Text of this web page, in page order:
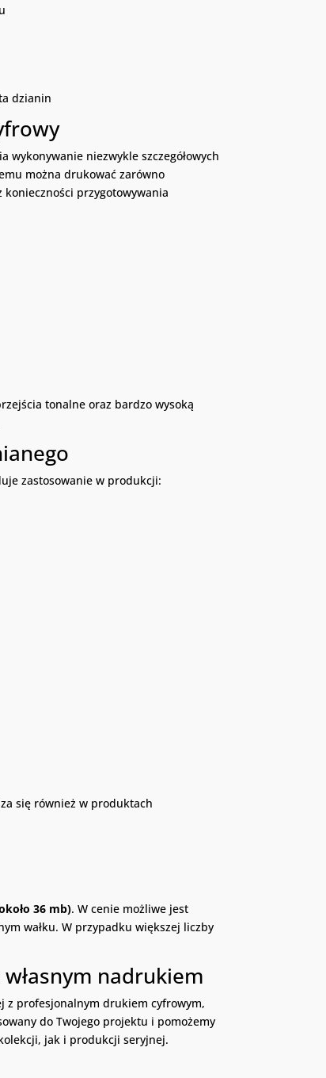
dzianin
wykonywanie niezwykle szczegółowych
można drukować zarówno
konieczności przygotowywania
tonalne oraz bardzo wysoką
zastosowanie w produkcji:
się również w produktach
36 mb). W cenie możliwe jest
wałku. W przypadku większej liczby
nadrukiem
z profesjonalnym drukiem cyfrowym,
do Twojego projektu i pomożemy
jak i produkcji seryjnej.